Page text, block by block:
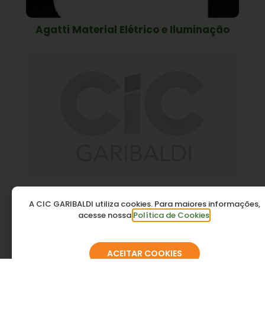
Agatti Material Elétrico e Iluminação
Agrochamp
A CIC GARIBALDI utiliza cookies. Para maiores informações,
acesse nossa Política de Cookies.
ACEITAR COOKIES